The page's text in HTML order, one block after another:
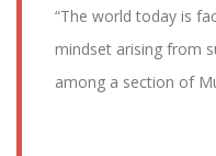
“The world today is
mindset arising from
among a section of